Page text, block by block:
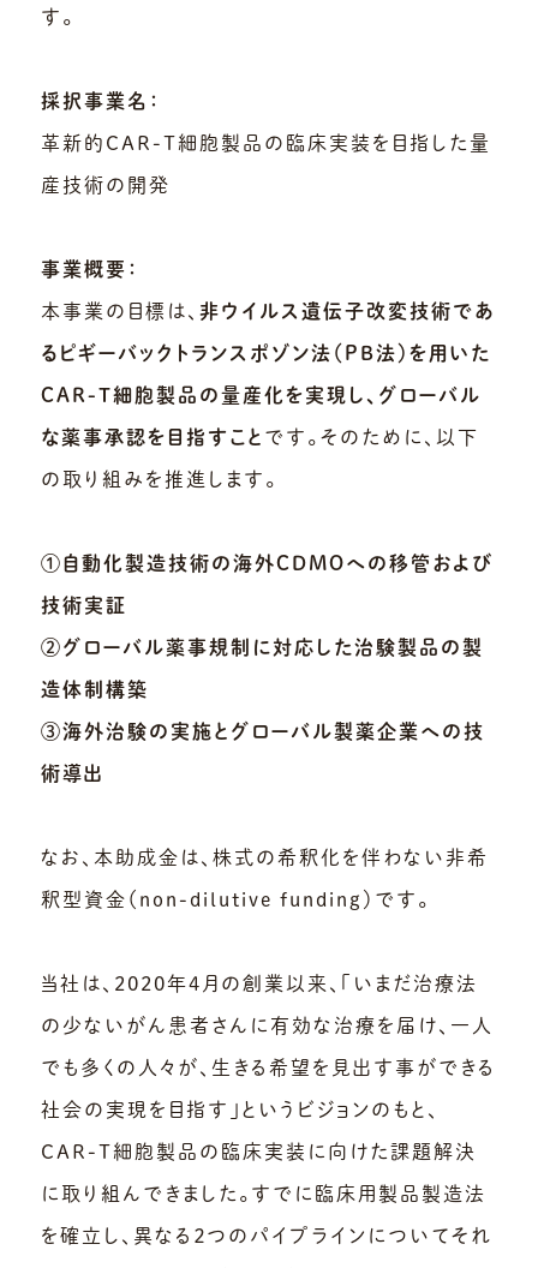
す。
採択事業名：
革新的CAR-T細胞製品の臨床実装を目指した量
産技術の開発
事業概要：
本事業の目標は、非ウイルス遺伝子改変技術であ
るピギーバックトランスポゾン法（PB法）を用いた
CAR-T細胞製品の量産化を実現し、グローバル
な薬事承認を目指すこと です。そのために、以下
の取り組みを推進します。
①自動化製造技術の海外CDMOへの移管および
技術実証
②グローバル薬事規制に対応した治験製品の製
造体制構築
③海外治験の実施とグローバル製薬企業への技
術導出
なお、本助成金は、株式の希釈化を伴わない非希
釈型資金（non-dilutive funding）です。
当社は、2020年4月の創業以来、「いまだ治療法
の少ないがん患者さんに有効な治療を届け、一人
でも多くの人々が、生きる希望を見出す事ができる
社会の実現を目指す」というビジョンのもと、
CAR-T細胞製品の臨床実装に向けた課題解決
に取り組んできました。すでに臨床用製品製造法
を確立し、異なる２つのパイプラインについてそれ